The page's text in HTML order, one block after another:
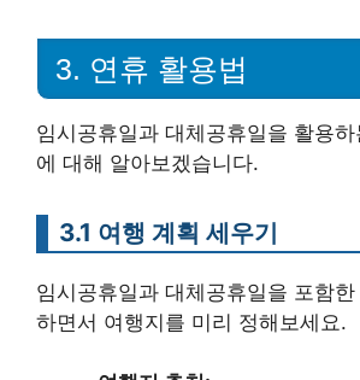
3. 연휴 활용법
임시공휴일과 대체공휴일을 활용
에 대해 알아보겠습니다.
3.1 여행 계획 세우기
임시공휴일과 대체공휴일을 포함
하면서 여행지를 미리 정해보세요.